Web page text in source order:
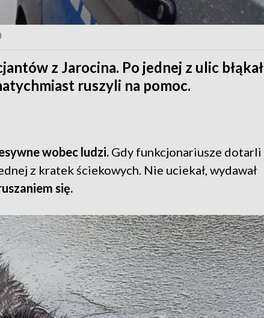
z Jarocina. Po jednej z ulic błąkał
ruszyli na pomoc.
wobec ludzi. Gdy funkcjonariusze dotarli
z kratek ściekowych. Nie uciekał, wydawał
się.